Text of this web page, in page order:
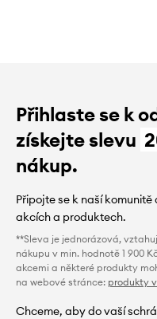
Přihlaste se k
získejte slevu
nákup.
Připojte se k naší
akcích a produktech.
**Sleva je jednorázová,
nákupu v min. hodnotě 1 900
akcemi a některé produkty
na webové stránce: produkty
Chceme, aby do vaší